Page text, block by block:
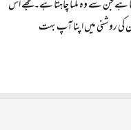
فزیکل سرمایہ درکار ہے۔ اگر کچھ
دوست نہیں ہے"۔
ہے جن سے وہ ملنا چاہتا ہے۔ مجھے اس
روشنی میں اپنا آپ بہت